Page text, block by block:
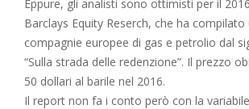
Eppure, gli analisti sono ottimisti per il
Barclays Equity Reserch, che ha
compagnie europee di gas e petrolio dal
“Sulla strada delle redenzione”. Il prezzo
50 dollari al barile nel 2016.
Il report non fa i conto però con la